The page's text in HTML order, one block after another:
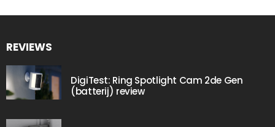
REVIEWS
DigiTest: Ring Spotlight Cam 2de Gen
(batterij) review